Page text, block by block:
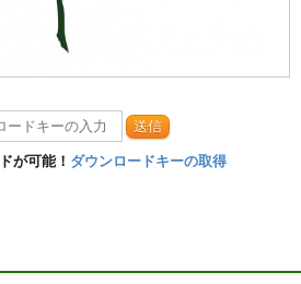
送信
が可能！ ダウンロードキーの取得